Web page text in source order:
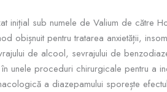
inițial sub numele de Valium de către
obișnuit pentru tratarea anxietății,
de alcool, sevrajului de
în unele proceduri chirurgicale pentru a
a diazepamului sporește